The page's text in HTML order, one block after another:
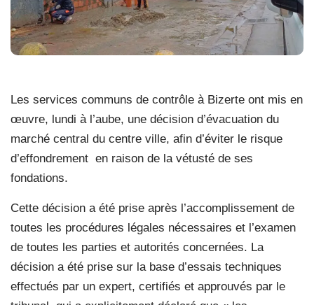
Les services communs de contrôle à Bizerte ont mis en
œuvre, lundi à l’aube, une décision d’évacuation du
marché central du centre ville, afin d’éviter le risque
d’effondrement en raison de la vétusté de ses
fondations.
Cette décision a été prise après l’accomplissement de
toutes les procédures légales nécessaires et l’examen
de toutes les parties et autorités concernées. La
décision a été prise sur la base d’essais techniques
effectués par un expert, certifiés et approuvés par le